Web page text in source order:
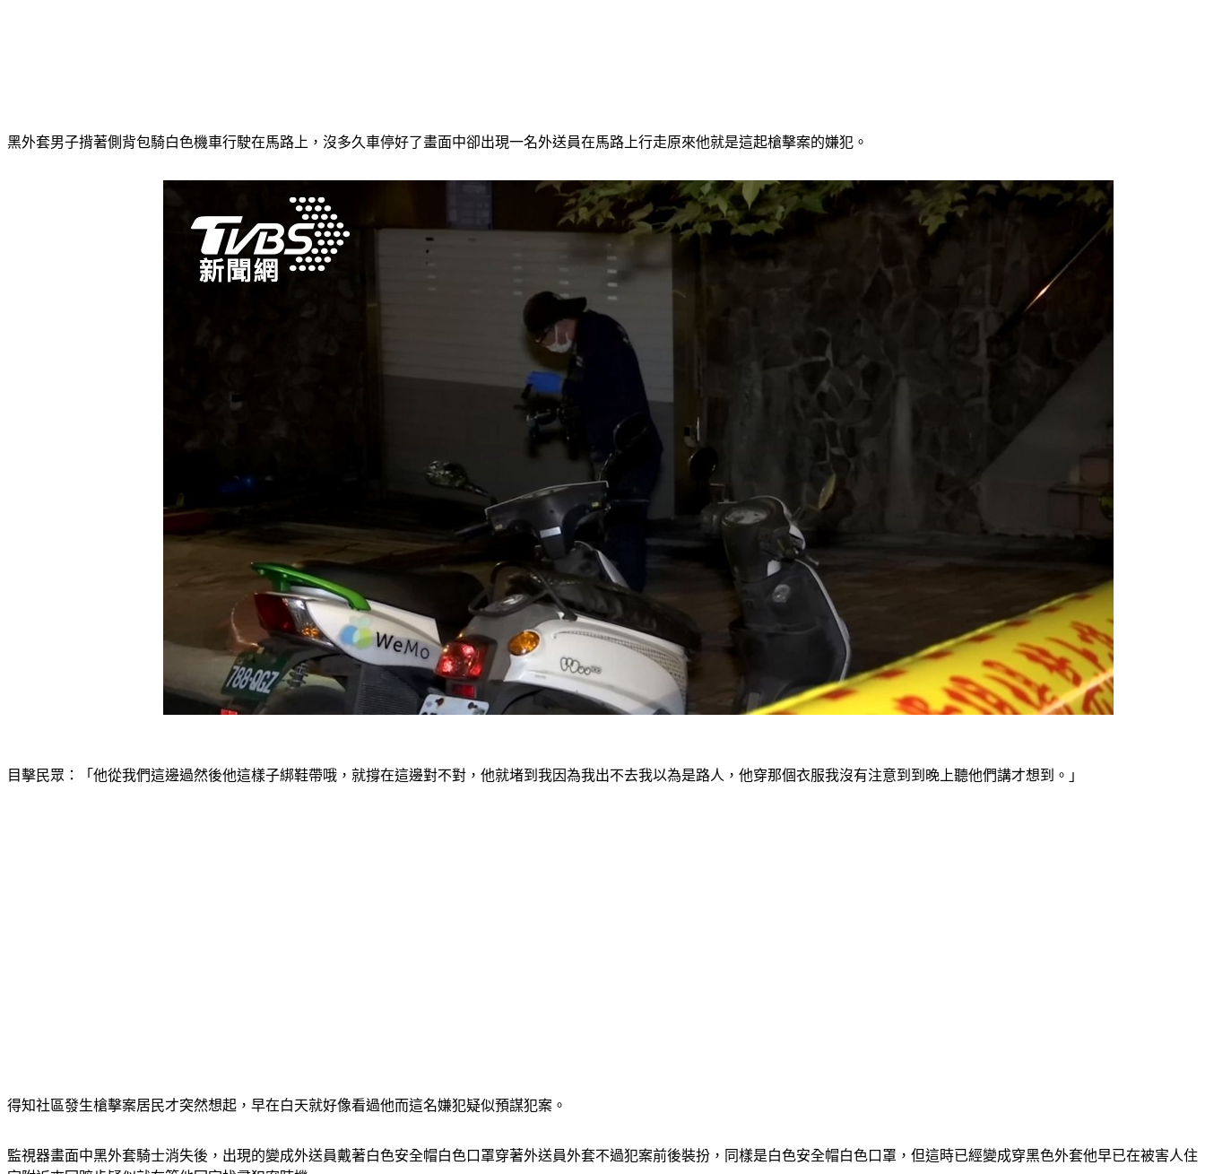
黑外套男子揹著側背包騎白色機車行駛在馬路上，沒多久車停好了畫面中卻出現一名外送員在馬路上行走原來他就是這起槍擊案的嫌犯。
目擊民眾：「他從我們這邊過然後他這樣子綁鞋帶哦，就撐在這邊對不對，他就堵到我因為我出不去我以為是路人，他穿那個衣服我沒有注意到到晚上聽他們講才想到。」
得知社區發生槍擊案居民才突然想起，早在白天就好像看過他而這名嫌犯疑似預謀犯案。
監視器畫面中黑外套騎士消失後，出現的變成外送員戴著白色安全帽白色口罩穿著外送員外套不過犯案前後裝扮，同樣是白色安全帽白色口罩，但這時已經變成穿黑色外套他早已在被害人住